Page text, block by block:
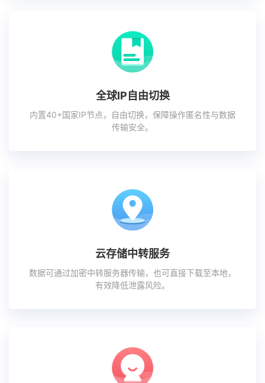
全球IP自由切换
内置40+国家IP节点，自由切换，保障操作匿名性与数据
传输安全。
云存储中转服务
数据可通过加密中转服务器传输，也可直接下载至本地，
有效降低泄露风险。